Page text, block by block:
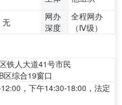
无
网办
深度
全程网办
（Ⅳ级）
铁人大道41号市民
区综合19窗口
，下午14:30-18:00，法定